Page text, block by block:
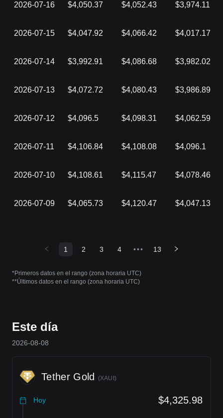
2026-07-16 $4,050.37 $4,052.43 $3,974.11
2026-07-15 $4,047.92 $4,066.42 $4,017.17
2026-07-14 $3,992.91 $4,086.68 $3,982.02
2026-07-13 $4,072.72 $4,080.43 $3,986.89
2026-07-12 $4,096.5 $4,098.31 $4,062.59
2026-07-11 $4,106.84 $4,108.08 $4,096.1
2026-07-10 $4,108.61 $4,115.47 $4,078.46
2026-07-09 $4,065.73 $4,120.47 $4,047.13
1 2 3 4 ••• 13
*Primeros datos en el rango (zona horaria UTC)
**Últimos datos en el rango (zona horaria UTC)
Este día
2026-08-08
Tether Gold (XAUt)
Hoy $4,325.98